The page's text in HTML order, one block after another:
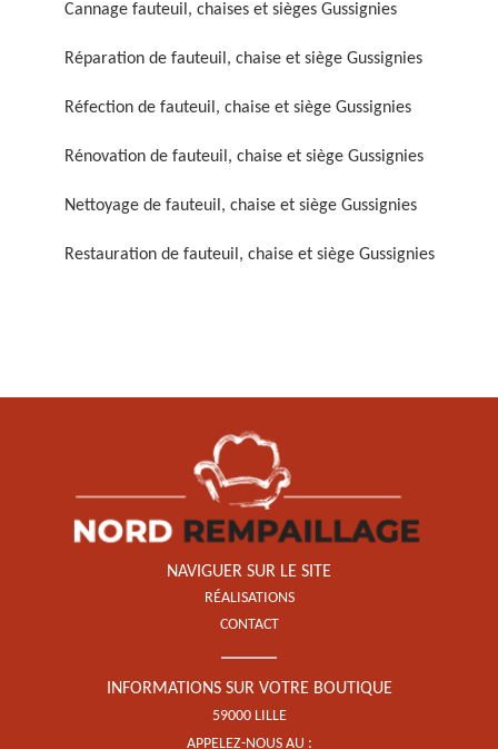
Rénovation de fauteuil,
Nettoyage de fauteuil,
Restauration de fauteuil,
chaise et siège 59
Cannage fauteuil, chaises et sièges Gussignies
Réparation de fauteuil, chaise et siège Gussignies
Réfection de fauteuil, chaise et siège Gussignies
Rénovation de fauteuil, chaise et siège Gussignies
Nettoyage de fauteuil, chaise et siège Gussignies
Restauration de fauteuil, chaise et siège Gussignies
NAVIGUER SUR LE SITE
RÉALISATIONS
CONTACT
INFORMATIONS SUR VOTRE BOUTIQUE
59000 LILLE
APPELEZ-NOUS AU :